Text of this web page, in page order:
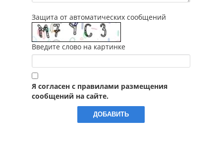
Защита от автоматических сообщений
Введите слово на картинке
Я согласен с правилами размещения
сообщений на сайте.